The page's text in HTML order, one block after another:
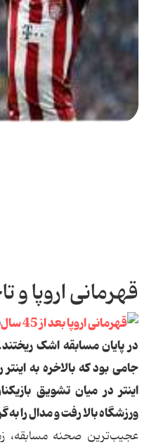
قهرمانی اروپا
جامی بود که بالاخره به
اینتر در میان تشویق
ورزشگاه بالا رفت و مدال را
عجیب‌ترین صحنه مسابقه،